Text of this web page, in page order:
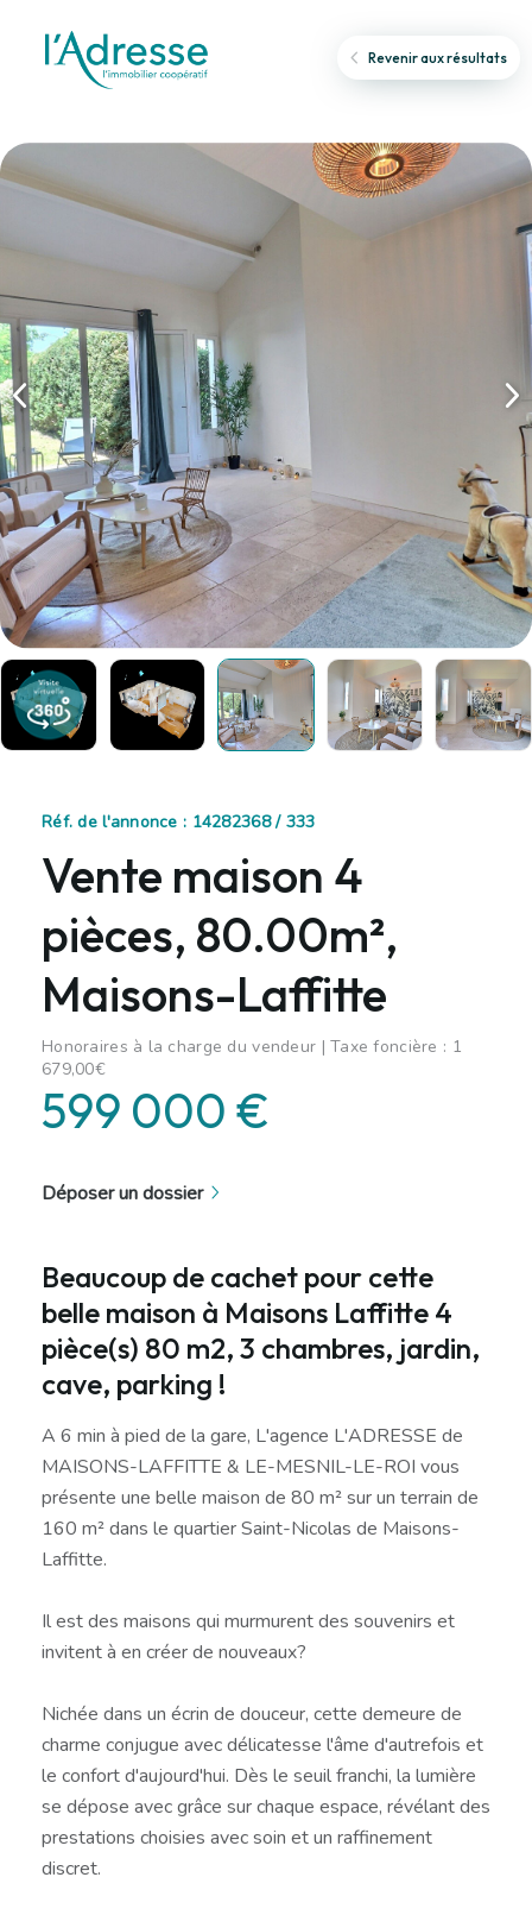
Revenir aux résultats
Réf. de l'annonce : 14282368 / 333
Vente maison 4
pièces, 80.00m²,
Maisons-Laffitte
Honoraires à la charge du vendeur | Taxe foncière : 1
679,00€
599 000 €
Déposer un dossier
Beaucoup de cachet pour cette
belle maison à Maisons Laffitte 4
pièce(s) 80 m2, 3 chambres, jardin,
cave, parking !
A 6 min à pied de la gare, L'agence L'ADRESSE de
MAISONS-LAFFITTE & LE-MESNIL-LE-ROI vous
présente une belle maison de 80 m² sur un terrain de
160 m² dans le quartier Saint-Nicolas de Maisons-
Laffitte.
Il est des maisons qui murmurent des souvenirs et
invitent à en créer de nouveaux?
Nichée dans un écrin de douceur, cette demeure de
charme conjugue avec délicatesse l'âme d'autrefois et
le confort d'aujourd'hui. Dès le seuil franchi, la lumière
se dépose avec grâce sur chaque espace, révélant des
prestations choisies avec soin et un raffinement
discret.